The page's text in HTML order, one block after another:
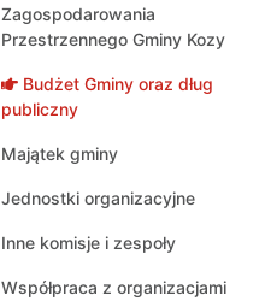
Zagospodarowania
Przestrzennego Gminy Kozy
Budżet Gminy oraz dług
publiczny
Majątek gminy
Jednostki organizacyjne
Inne komisje i zespoły
Współpraca z organizacjami